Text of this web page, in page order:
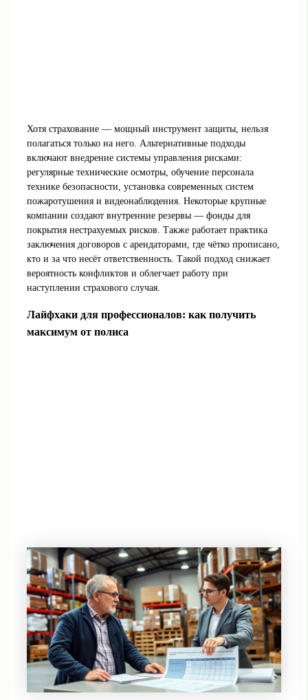
Хотя страхование — мощный инструмент защиты, нельзя
полагаться только на него. Альтернативные подходы
включают внедрение системы управления рисками:
регулярные технические осмотры, обучение персонала
технике безопасности, установка современных систем
пожаротушения и видеонаблюдения. Некоторые крупные
компании создают внутренние резервы — фонды для
покрытия нестрахуемых рисков. Также работает практика
заключения договоров с арендаторами, где чётко прописано,
кто и за что несёт ответственность. Такой подход снижает
вероятность конфликтов и облегчает работу при
наступлении страхового случая.
Лайфхаки для профессионалов: как получить
максимум от полиса